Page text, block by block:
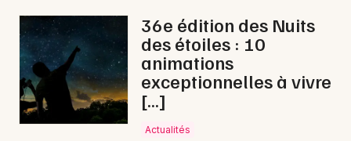
Sports
Soirées
Sorties famille
Paris
Strasbourg
Toulouse
Toutes les villes
36e édition des Nuits
des étoiles : 10
animations
exceptionnelles à vivre
[…]
Actualités